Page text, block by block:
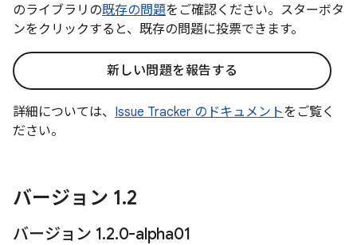
のライブラリの既存の問題をご確認ください。スターボタ
ンをクリックすると、既存の問題に投票できます。
新しい問題を報告する
詳細については、 Issue Tracker のドキュメントをご覧く
ださい。
バージョン 1.2
バージョン 1.2.0-alpha01